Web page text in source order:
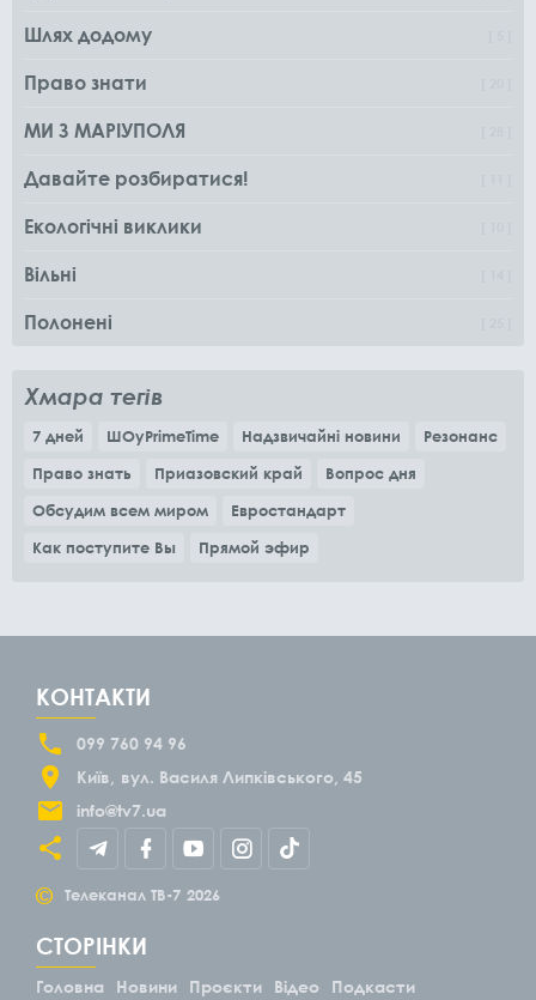
Шлях додому
Право знати
МИ З МАРІУПОЛЯ
Давайте розбиратися!
Екологічні виклики
Вільні
Полонені
Хмара тегів
7 дней ШОуPrimeTime Надзвичайні новини
Резонанс
Право знать
Приазовский край
Вопрос дня
Обсудим всем миром
Евростандарт
Как поступите Вы
Прямой эфир
КОНТАКТИ
099 760 94 96
Київ
вул. Василя Липківського, 45
info@tv7.ua
© Телеканал ТВ-7 2026
СТОРІНКИ
Головна Новини Проєкти Відео
Подкасти